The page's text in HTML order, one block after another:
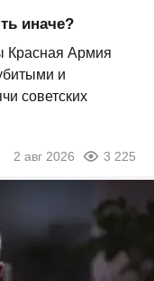
иначе?
Красная Армия
и
советских
2 авг 2026 3 225